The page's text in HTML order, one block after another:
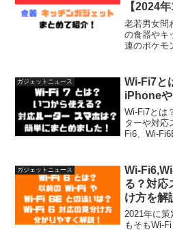
【2024
選】
老若男女問
の食器やキ
連のポケモ
ださい！
ガジェットニュース
Wi-Fi7と
iPhoneや
Wi-Fi7とは
ターや対応
Fi6、Wi-
クッと概要
ださい！
ガジェットニュース
Wi-
る？対応
け方を解
2021年に策
もそもWi-